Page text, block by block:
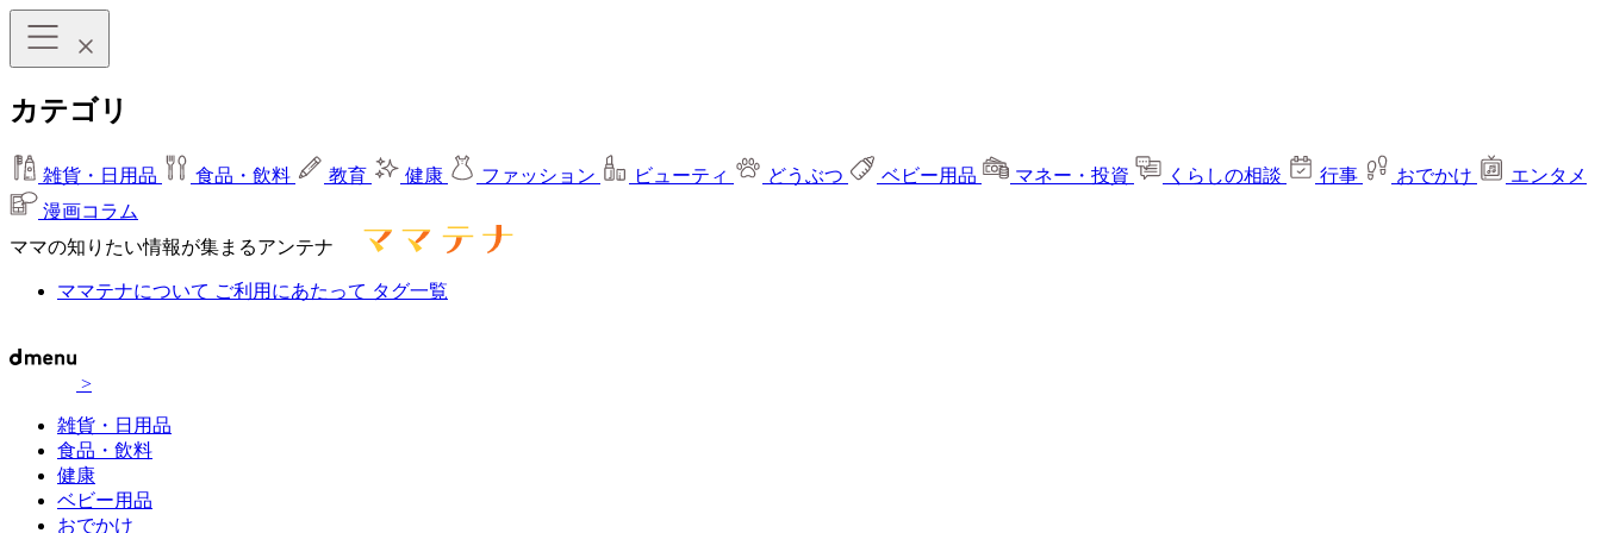
カテゴリ
雑貨・日用品 食品・飲料 教育 健康 ファッション ビューティ どうぶつ ベビー用品 マネー・投資 くらしの相談 行事 おでかけ
エンタメ
漫画コラム
ママの知りたい情報が集まるアンテナ
ママテナについて ご利用にあたって タグ一覧
>
雑貨・日用品
食品・飲料
健康
ベビー用品
おでかけ